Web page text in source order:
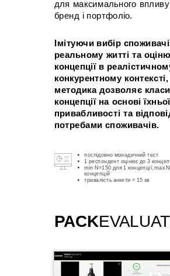
PACK
для максимального
бренд і портфоліо.
Імітуючи вибір
реальному житті та
концепції в
конкурентному контексті,
методика дозволяє
концепції на основі їхньої
привабливості та
потребами споживачів.
послідовно монадичний тест
1 респондент оцінює до 3
min N=150 для 1 концепції, max
концепцій
тривалість анкети = 15 хв